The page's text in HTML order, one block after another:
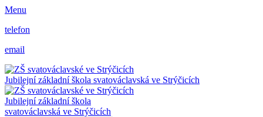
Menu
telefon
email
Jubilejní základní škola svatováclavská ve Strýčicích
Jubilejní základní škola
svatováclavská ve Strýčicích